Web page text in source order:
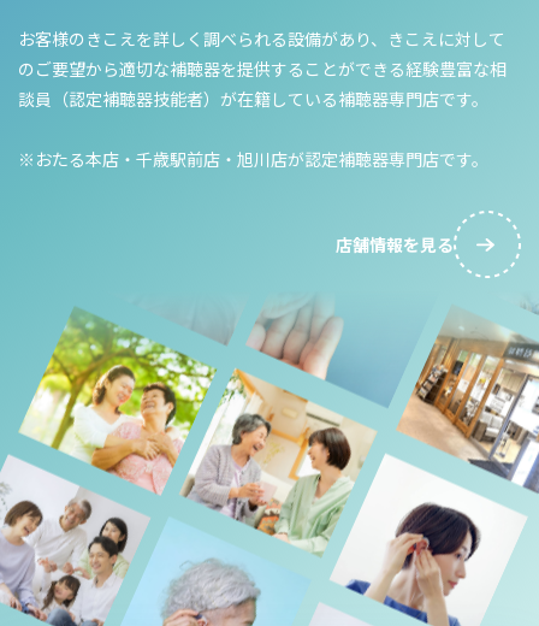
お客様のきこえを詳しく調べられる設備があり、きこえに対して
のご要望から適切な補聴器を提供することができる経験豊富な相
談員（認定補聴器技能者）が在籍している補聴器専門店です。
※おたる本店・千歳駅前店・旭川店が認定補聴器専門店です。
店舗情報を見る